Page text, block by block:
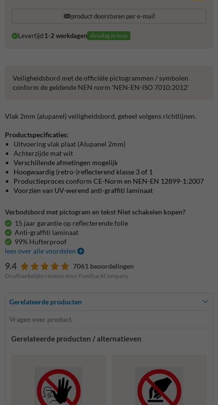
product doorsturen per e-mail
Levertijd:1-2 werkdagen dinsdag in huis
Veiligheidsbord met de officiële pictogrammen / symbolen
conform de geldende NEN norm 'NEN-EN-ISO 7010:2012'
Vlak 2mm (alupanel) veiligheidsbord, geheel volgens richtlijnen.
Productspecificaties:
Uitvoering vlak plaat (Alupanel 2mm)
Achterzijde mat wit
Verschillende afmetingen mogelijk
Hoogwaardig (retro-)reflecterend klasse 3 of 1
Productieproces conform CE-Norm en NEN-EN 12899-1:2007
Voorzien van UV-werend anti-graffiti laminaat
Verbodsbord met pictogram en tekst Niet schakelen kopen?
15 jaar garantie op reflecterende folie
Anti-graffiti laminaat
99% Hufterproof
lees over alle voordelen
9.4 7061 beoordelingen
Onafhankelijke reviews door FeedbackCompany
Gerelateerde producten
Vragen over product
Gerelateerde producten / alternatieven